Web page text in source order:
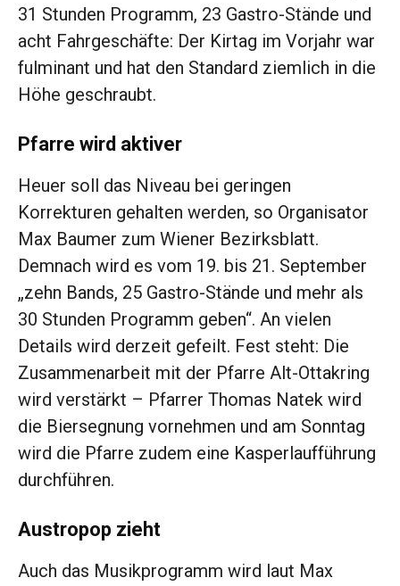
31 Stunden Programm, 23 Gastro-Stände und
acht Fahrgeschäfte: Der Kirtag im Vorjahr war
fulminant und hat den Standard ziemlich in die
Höhe geschraubt.
Pfarre wird aktiver
Heuer soll das Niveau bei geringen
Korrekturen gehalten werden, so Organisator
Max Baumer zum Wiener Bezirksblatt.
Demnach wird es vom 19. bis 21. September
„zehn Bands, 25 Gastro-Stände und mehr als
30 Stunden Programm geben“. An vielen
Details wird derzeit gefeilt. Fest steht: Die
Zusammenarbeit mit der Pfarre Alt-Ottakring
wird verstärkt – Pfarrer Thomas Natek wird
die Biersegnung vornehmen und am Sonntag
wird die Pfarre zudem eine Kasperlaufführung
durchführen.
Austropop zieht
Auch das Musikprogramm wird laut Max